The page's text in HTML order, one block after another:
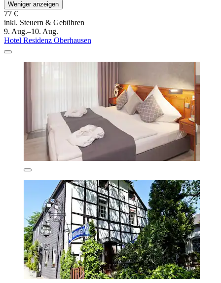
Weniger anzeigen
77 €
inkl. Steuern & Gebühren
9. Aug.–10. Aug.
Hotel Residenz Oberhausen